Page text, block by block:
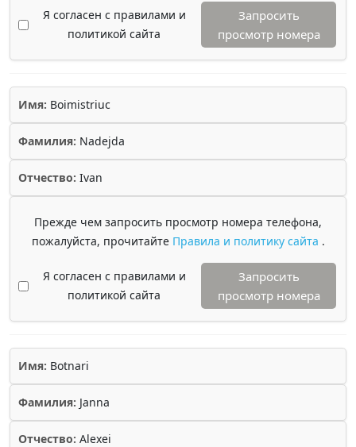
Я согласен с правилами и
политикой сайта
Запросить
просмотр номера
Имя: Boimistriuc
Фамилия: Nadejda
Отчество: Ivan
Прежде чем запросить просмотр номера телефона,
пожалуйста, прочитайте Правила и политику сайта .
Я согласен с правилами и
политикой сайта
Запросить
просмотр номера
Имя: Botnari
Фамилия: Janna
Отчество: Alexei